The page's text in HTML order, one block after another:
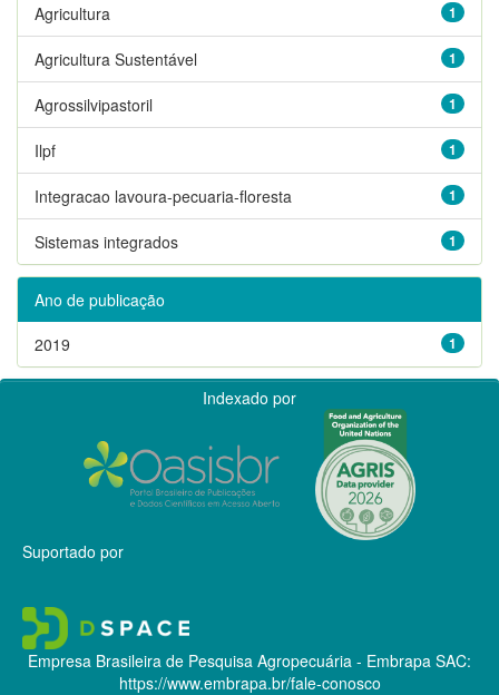
1
Agricultura
1
Agricultura Sustentável
1
Agrossilvipastoril
1
Ilpf
1
Integracao lavoura-pecuaria-floresta
1
Sistemas integrados
Ano de publicação
1
2019
Indexado por
Suportado por
Empresa Brasileira de Pesquisa Agropecuária - Embrapa SAC:
https://www.embrapa.br/fale-conosco